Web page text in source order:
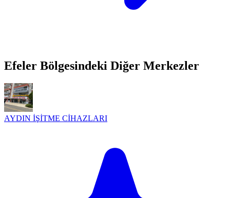
Efeler Bölgesindeki Diğer Merkezler
AYDIN İŞİTME CİHAZLARI